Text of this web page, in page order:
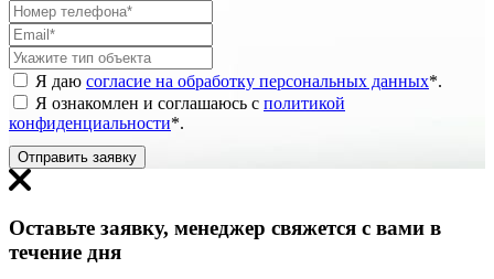
Я даю согласие на обработку персональных данных*.
Я ознакомлен и соглашаюсь с политикой
конфиденциальности*.
Отправить заявку
Оставьте заявку, менеджер свяжется с вами в
течение дня